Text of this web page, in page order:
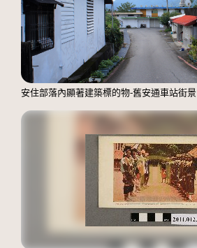
安住部落內顯著建築標的物-舊安通車站街景